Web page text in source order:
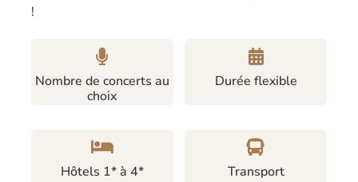
!
Nombre de concerts au
choix
Durée flexible
Hôtels 1* à 4* Transport